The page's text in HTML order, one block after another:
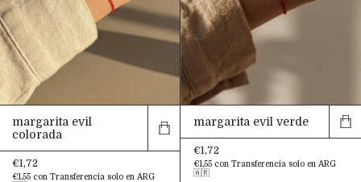
margarita evil
colorada
€1,72
€1,55 con Transferencia solo en ARG
margarita evil verde
€1,72
€1,55 con Transferencia solo en ARG
🇦🇷